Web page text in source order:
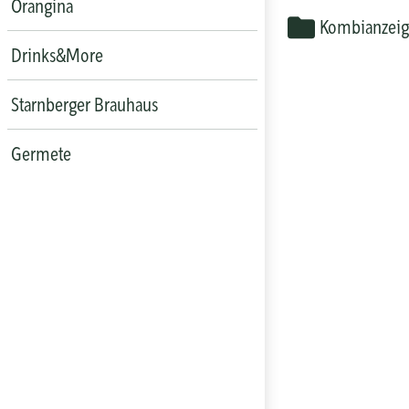
Orangina
Drinks&More
Starnberger Brauhaus
Germete